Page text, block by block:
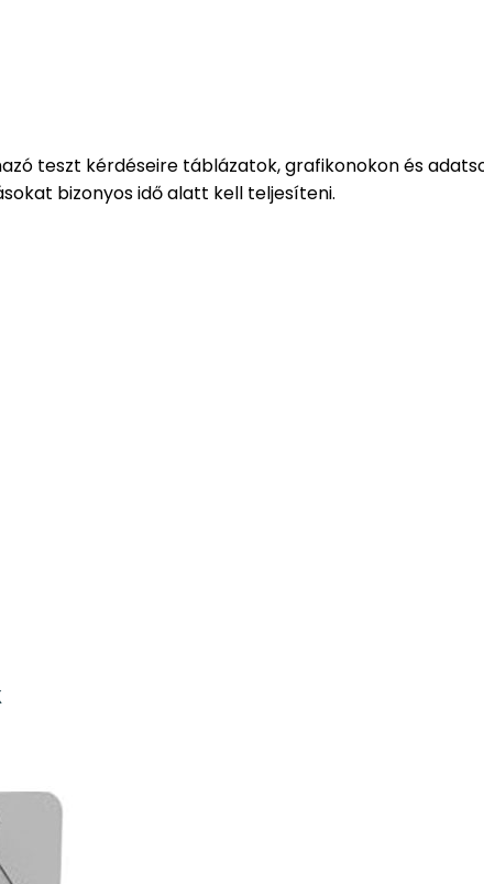
teszt kérdéseire táblázatok, grafikonokon és
bizonyos idő alatt kell teljesíteni.